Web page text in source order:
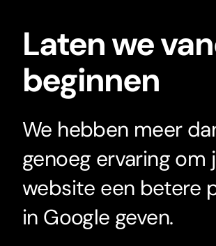
Laten we
beginnen
We hebben meer
genoeg ervaring om
website een betere
in Google geven.